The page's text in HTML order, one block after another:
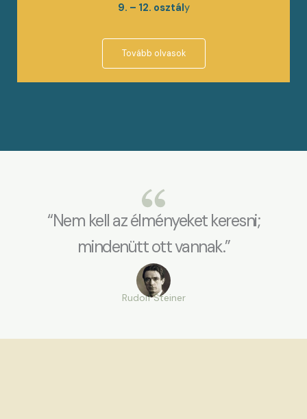
9. – 12. osztály
Tovább olvasok
“Nem kell az élményeket keresni;
mindenütt ott vannak.”
Rudolf Steiner